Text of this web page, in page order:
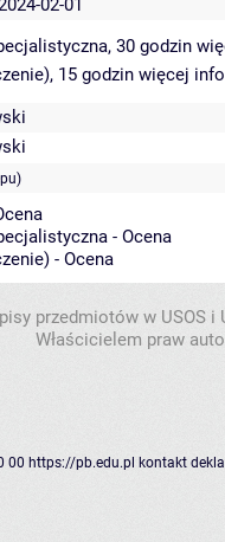
02-01
30 godzin
15 godzin więcej
- Ocena
- Ocena
przedmiotów w USOS
Właścicielem praw
00 https://pb.edu.pl kontakt